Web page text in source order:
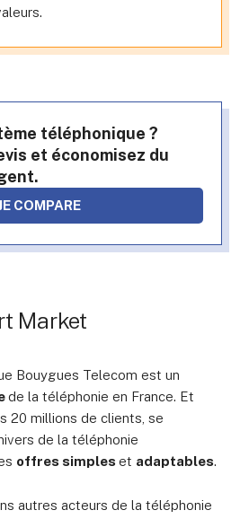
téléphonique ?
et économisez du
JE COMPARE
Market
Bouygues Telecom est un
de la téléphonie en France. Et
20 millions de clients, se
de la téléphonie
offres simples et adaptables.
autres acteurs de la téléphonie